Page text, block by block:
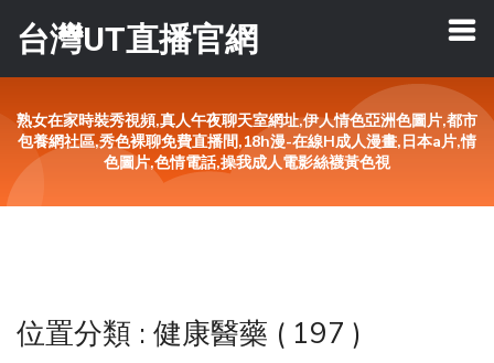
台灣UT直播官網
熟女在家時裝秀視頻,真人午夜聊天室網址,伊人情色亞洲色圖片,都市
包養網社區,秀色裸聊免費直播間,18h漫-在線H成人漫畫,日本a片,情
色圖片,色情電話,操我成人電影絲襪黃色視
位置分類 : 健康醫藥 ( 197 )